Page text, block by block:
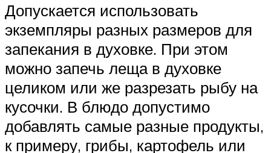
Допускается использовать
экземпляры разных размеров для
запекания в духовке. При этом
можно запечь леща в духовке
целиком или же разрезать рыбу на
кусочки. В блюдо допустимо
добавлять самые разные продукты,
к примеру, грибы, картофель или